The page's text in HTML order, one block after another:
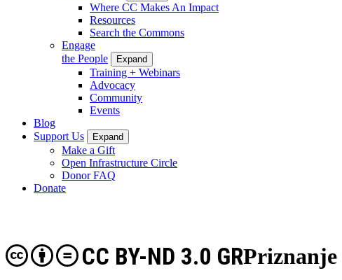
Where CC Makes An Impact
Resources
Search the Commons
Engage
the People
Expand
Training + Webinars
Advocacy
Community
Events
Blog
Support Us
Expand
Make a Gift
Open Infrastructure Circle
Donor FAQ
Donate
Priznanje
CC BY-ND 3.0 GR